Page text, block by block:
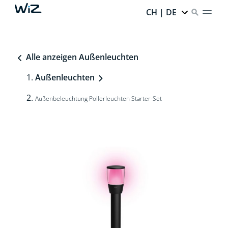
CH | DE
Alle anzeigen Außenleuchten
Außenleuchten
Außenbeleuchtung Pollerleuchten Starter-Set